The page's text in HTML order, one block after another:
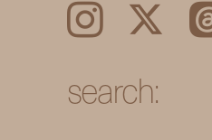
Instagram 𝕏
search: